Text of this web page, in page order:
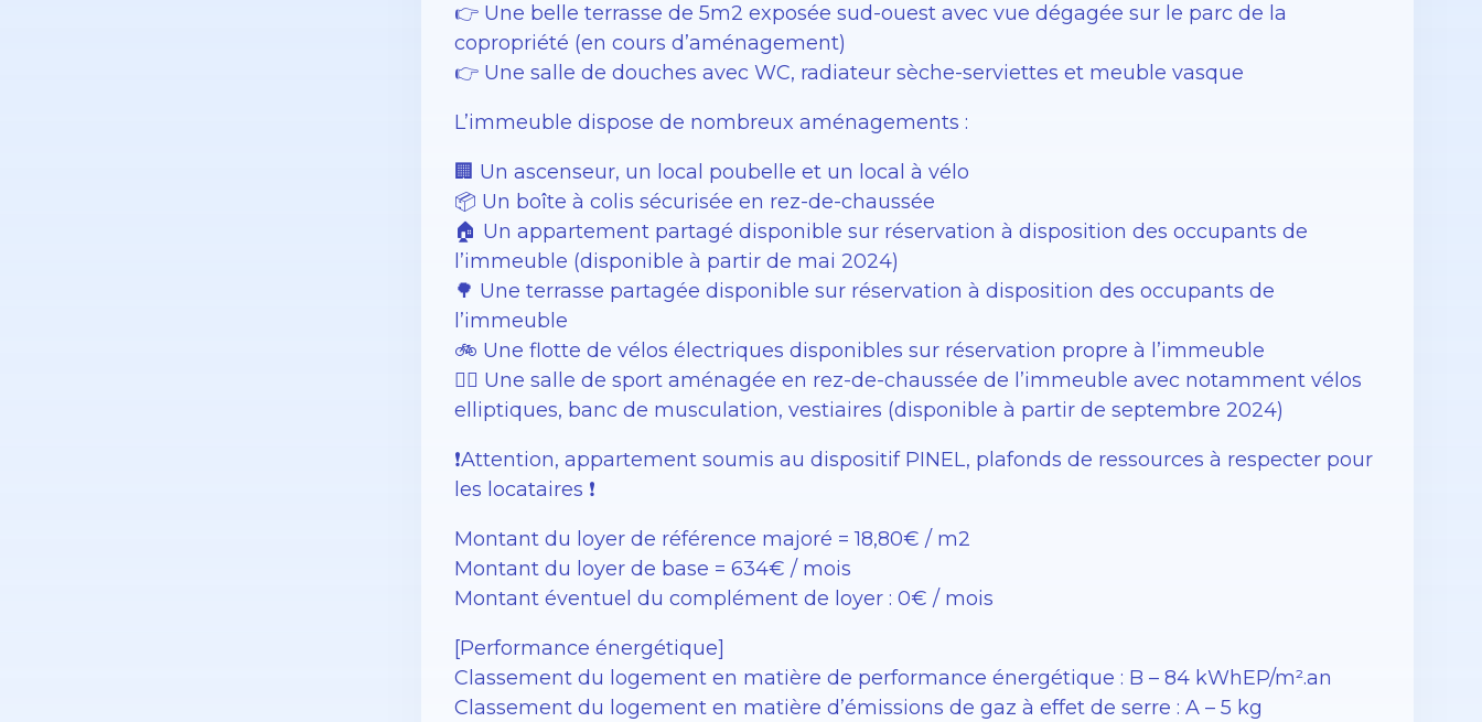
👉 Une belle terrasse de 5m2 exposée sud-ouest avec vue dégagée sur le parc de la
copropriété (en cours d’aménagement)
👉 Une salle de douches avec WC, radiateur sèche-serviettes et meuble vasque
L’immeuble dispose de nombreux aménagements :
🏢 Un ascenseur, un local poubelle et un local à vélo
📦 Un boîte à colis sécurisée en rez-de-chaussée
🏠 Un appartement partagé disponible sur réservation à disposition des occupants de
l’immeuble (disponible à partir de mai 2024)
🌳 Une terrasse partagée disponible sur réservation à disposition des occupants de
l’immeuble
🚲 Une flotte de vélos électriques disponibles sur réservation propre à l’immeuble
🏋️‍♀️ Une salle de sport aménagée en rez-de-chaussée de l’immeuble avec notamment vélos
elliptiques, banc de musculation, vestiaires (disponible à partir de septembre 2024)
❗️Attention, appartement soumis au dispositif PINEL, plafonds de ressources à respecter pour
les locataires ❗️
Montant du loyer de référence majoré = 18,80€ / m2
Montant du loyer de base = 634€ / mois
Montant éventuel du complément de loyer : 0€ / mois
[Performance énergétique]
Classement du logement en matière de performance énergétique : B – 84 kWhEP/m².an
Classement du logement en matière d’émissions de gaz à effet de serre : A – 5 kg